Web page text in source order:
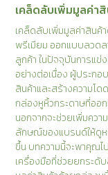
เคล็ดลับเพิ่มมูลค่า
เคล็ดลับเพิ่มมูลค่าสินค้
พรีเมียม ออกแบบลวดล
ลูกค้า ในปัจจุบันการแข่
อย่างต่อเนื่อง ผู้ประก
สินค้าและสร้างความโด
กล่องหูหิ้วกระดาษที่ออ
นอกจากจะช่วยเพิ่มคว
ลักษณ์ของแบรนด์ให้ดูห
ขึ้น บทความนี้จะพาคุณไ
เครื่องมือที่ช่วยยกระดั